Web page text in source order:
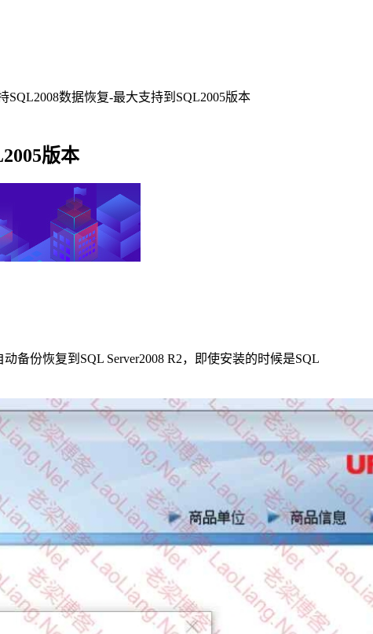
SQL2008数据恢复-最大支持到SQL2005版本
版本
备份恢复到SQL Server2008 R2，即使安装的时候是SQL